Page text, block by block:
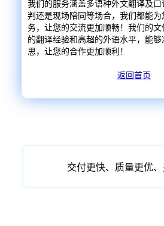
我们的服务涵盖多语种外文翻译及
判还是现场陪同等场合，我们都能
务，让您的交流更加顺畅！我们的
的翻译经验和高超的外语水平，能
思，让您的合作更加顺利！
返回首页
交付更快、质量更优